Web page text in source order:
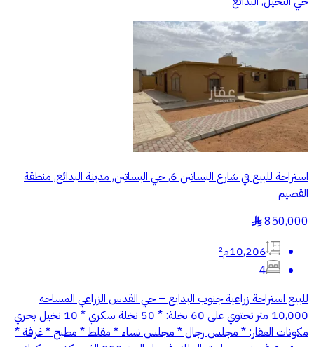
استراحة للبيع في شارع البساتين 6, حي البساتين, مدينة البدائع, منطقة
القصيم
850,000
§
10,206م²
4
للبيع استراحة زراعية جنوب البدايع – حي القدس الزراعي المساحه
10,000 متر تحتوي على 60 نخلة: * 50 نخلة سكري * 10 نخيل بحري
مكونات العقار: * مجلس رجال * مجلس نساء * مقلط * مطبخ * غرفة *